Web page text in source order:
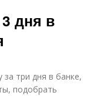
дня в
три дня в банке,
подобрать